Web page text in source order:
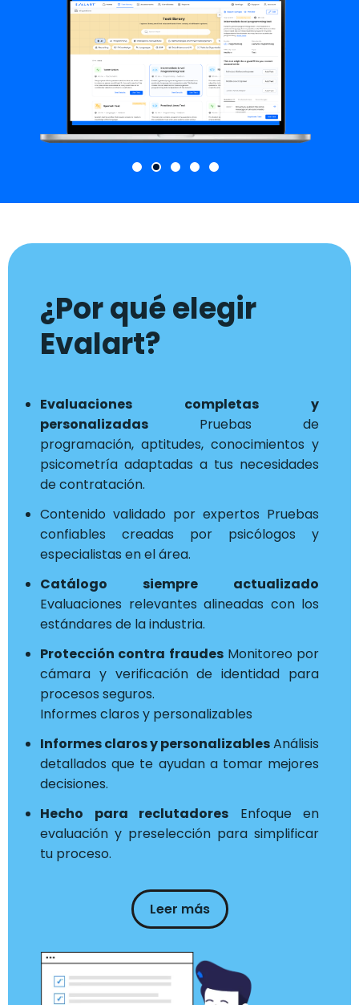
¿Por qué elegir
Evalart?
Evaluaciones completas y
personalizadas Pruebas de
programación, aptitudes, conocimientos y
psicometría adaptadas a tus necesidades
de contratación.
Contenido validado por expertos Pruebas
confiables creadas por psicólogos y
especialistas en el área.
Catálogo siempre actualizado
Evaluaciones relevantes alineadas con los
estándares de la industria.
Protección contra fraudesMonitoreo por
cámara y verificación de identidad para
procesos seguros.
Informes claros y personalizables
Informes claros y personalizablesAnálisis
detallados que te ayudan a tomar mejores
decisiones.
Hecho para reclutadores Enfoque en
evaluación y preselección para simplificar
tu proceso.
Leer más